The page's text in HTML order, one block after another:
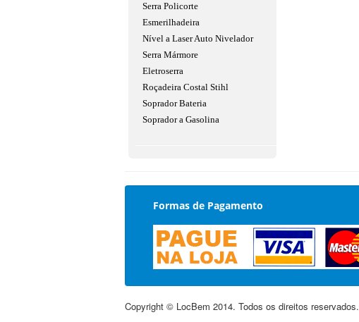
Serra Policorte
Esmerilhadeira
Nível a Laser Auto Nivelador
Serra Mármore
Eletroserra
Roçadeira Costal Stihl
Soprador Bateria
Soprador a Gasolina
Formas de Pagamento
Copyright © LocBem 2014. Todos os direitos reservados.